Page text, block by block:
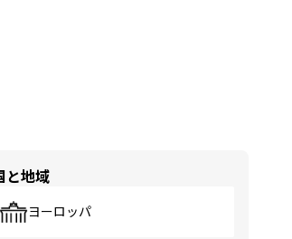
と地域
ヨーロッパ